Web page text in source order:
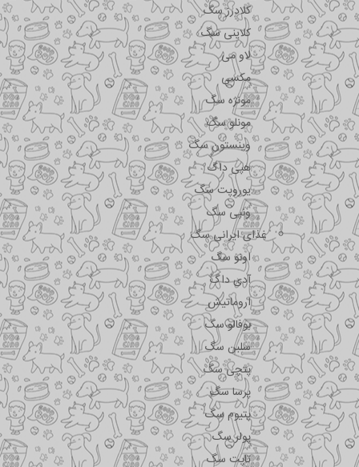
کلادرز سگ
کلاینی سگ
لاو می
مکسی
مونژه سگ
مونلو سگ
وینستون سگ
هپی داگ
یوروپت سگ
ونپی سگ
غذای ایرانی سگ
اونو سگ
آدی داگ
اروماتیش
بوفالو سگ
سلبن سگ
پتچی سگ
پرسا سگ
پتیوم سگ
پولر سگ
تاپت سگ